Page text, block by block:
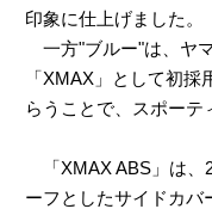
印象に仕上げました。
一方"ブルー"は、ヤ
「XMAX」として初
らうことで、スポーテ
「XMAX ABS」は、
ーフとしたサイドカバ